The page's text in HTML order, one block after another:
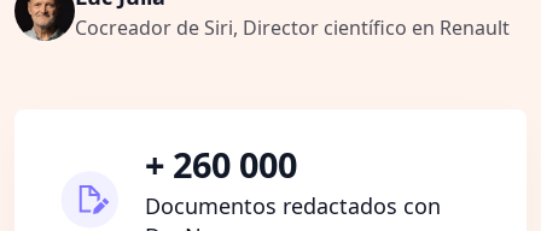
Cocreador de Siri, Director científico en Renault
+ 260 000
Documentos redactados con